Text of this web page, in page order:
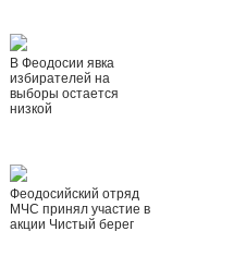
В Феодосии явка
избирателей на
выборы остается
низкой
Феодосийский отряд
МЧС принял участие в
акции Чистый берег